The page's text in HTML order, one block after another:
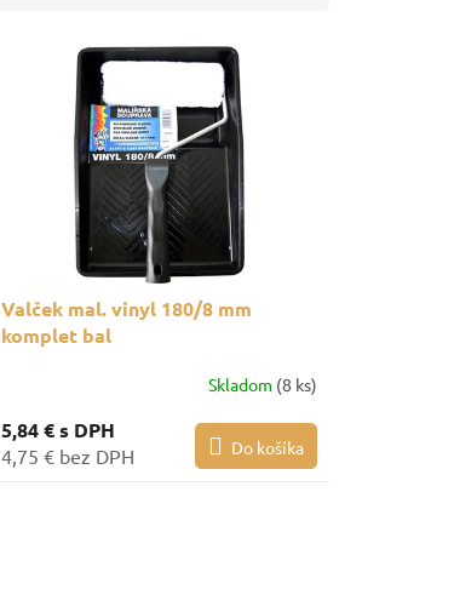
Valček mal. vinyl 180/8 mm
komplet bal
Skladom (8 ks)
5,84 €s DPH
4,75 € bez DPH Do košíka